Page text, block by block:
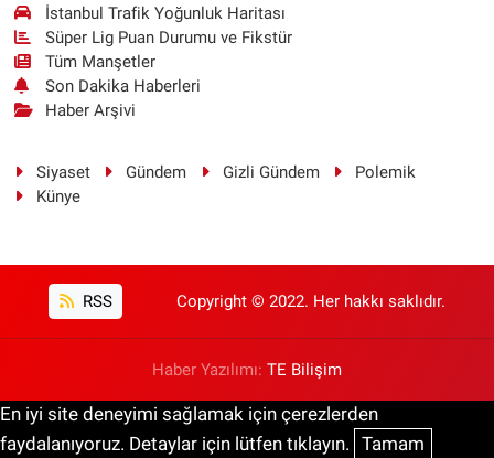
İstanbul Trafik Yoğunluk Haritası
Süper Lig Puan Durumu ve Fikstür
Tüm Manşetler
Son Dakika Haberleri
Haber Arşivi
Siyaset Gündem Gizli Gündem
Polemik
Künye
RSS Copyright © 2022. Her hakkı saklıdır.
Haber Yazılımı: TE Bilişim
En iyi site deneyimi sağlamak için çerezlerden
faydalanıyoruz. Detaylar için lütfen tıklayın. Tamam